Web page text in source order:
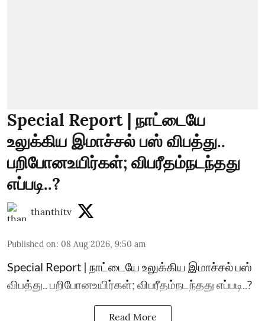
Special Report | நாட்டையே
உலுக்கிய இமாச்சல் பஸ் விபத்து..
பறிபோனஉயிர்கள்; விபரீதம்நடந்தது
எப்படி..?
thanthitv
Published on: 08 Aug 2026, 9:50 am
Special Report | நாட்டையே உலுக்கிய இமாச்சல் பஸ்
விபத்து.. பறிபோனஉயிர்கள்; விபரீதம்நடந்தது எப்படி..?
Read More